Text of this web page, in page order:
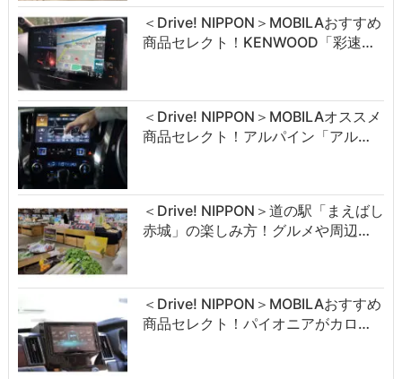
＜Drive! NIPPON＞MOBILAおすすめ
商品セレクト！KENWOOD「彩速…
＜Drive! NIPPON＞MOBILAオススメ
商品セレクト！アルパイン「アル…
＜Drive! NIPPON＞道の駅「まえばし
赤城」の楽しみ方！グルメや周辺…
＜Drive! NIPPON＞MOBILAおすすめ
商品セレクト！パイオニアがカロ…